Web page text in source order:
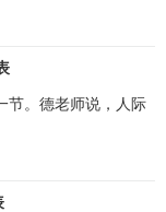
节。德老师说，人际